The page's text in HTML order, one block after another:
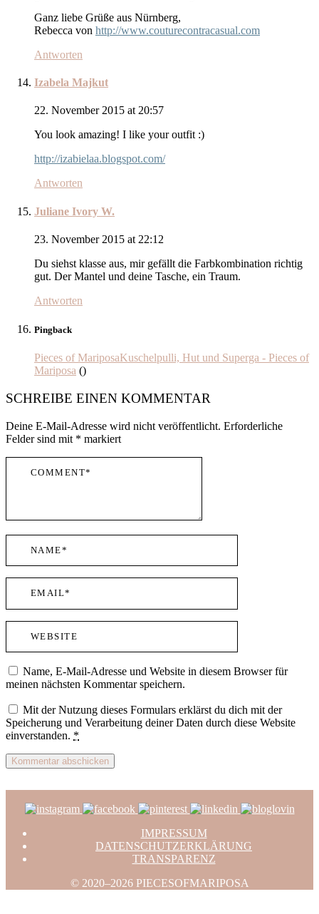
Ganz liebe Grüße aus Nürnberg,
Rebecca von http://www.couturecontracasual.com
Antworten
Izabela Majkut
22. November 2015 at 20:57
You look amazing! I like your outfit :)
http://izabielaa.blogspot.com/
Antworten
Juliane Ivory W.
23. November 2015 at 22:12
Du siehst klasse aus, mir gefällt die Farbkombination richtig
gut. Der Mantel und deine Tasche, ein Traum.
Antworten
Pingback
Pieces of MariposaKuschelpulli, Hut und Superga - Pieces of
Mariposa ()
SCHREIBE EINEN KOMMENTAR
Deine E-Mail-Adresse wird nicht veröffentlicht. Erforderliche
Felder sind mit * markiert
Name, E-Mail-Adresse und Website in diesem Browser für
meinen nächsten Kommentar speichern.
Mit der Nutzung dieses Formulars erklärst du dich mit der
Speicherung und Verarbeitung deiner Daten durch diese Website
einverstanden. *
IMPRESSUM
DATENSCHUTZERKLÄRUNG
TRANSPARENZ
© 2020–2026 PIECESOFMARIPOSA